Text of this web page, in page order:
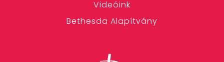
Videóink
Bethesda Alapítvány